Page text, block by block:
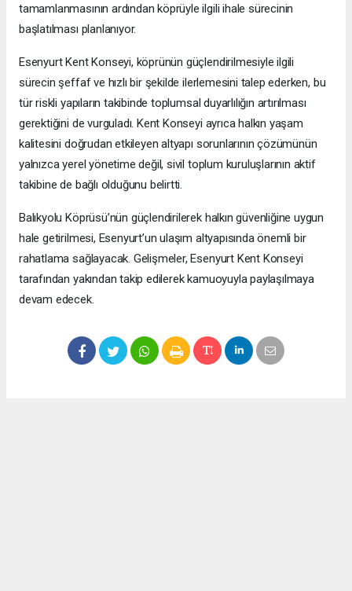
tamamlanmasının ardından köprüyle ilgili ihale sürecinin
başlatılması planlanıyor.
Esenyurt Kent Konseyi, köprünün güçlendirilmesiyle ilgili
sürecin şeffaf ve hızlı bir şekilde ilerlemesini talep ederken, bu
tür riskli yapıların takibinde toplumsal duyarlılığın artırılması
gerektiğini de vurguladı. Kent Konseyi ayrıca halkın yaşam
kalitesini doğrudan etkileyen altyapı sorunlarının çözümünün
yalnızca yerel yönetime değil, sivil toplum kuruluşlarının aktif
takibine de bağlı olduğunu belirtti.
Balıkyolu Köprüsü’nün güçlendirilerek halkın güvenliğine uygun
hale getirilmesi, Esenyurt’un ulaşım altyapısında önemli bir
rahatlama sağlayacak. Gelişmeler, Esenyurt Kent Konseyi
tarafından yakından takip edilerek kamuoyuyla paylaşılmaya
devam edecek.